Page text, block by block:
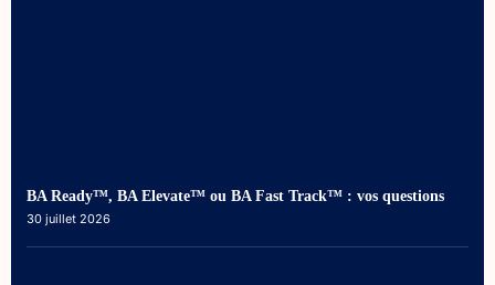
BA Ready™, BA Elevate™ ou BA Fast Track™ : vos questions
30 juillet 2026